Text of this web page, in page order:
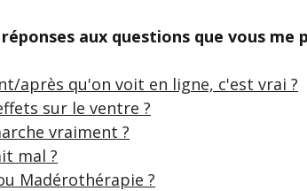
aux questions que vous me
après qu'on voit en ligne, c'est vrai ?
sur le ventre ?
vraiment ?
mal ?
Madérothérapie ?